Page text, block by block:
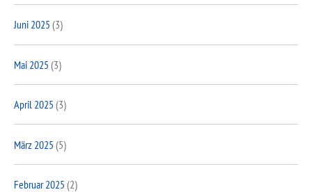
Juni 2025 (3)
Mai 2025 (3)
April 2025 (3)
März 2025 (5)
Februar 2025 (2)